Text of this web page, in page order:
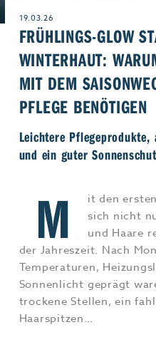
Jobs
WERBEN
Genuss
Liebe & Leidenschaft
19.03.26
FRÜHLINGS-GLOW
WINTERHAUT:
MIT DEM
PFLEGE BENÖTIGEN
Leichtere
und ein guter
M
it den
sich nicht
und Haare
der Jahreszeit. Nach
Temperaturen,
Sonnenlicht geprägt
trockene Stellen, ein
Haarspitzen…